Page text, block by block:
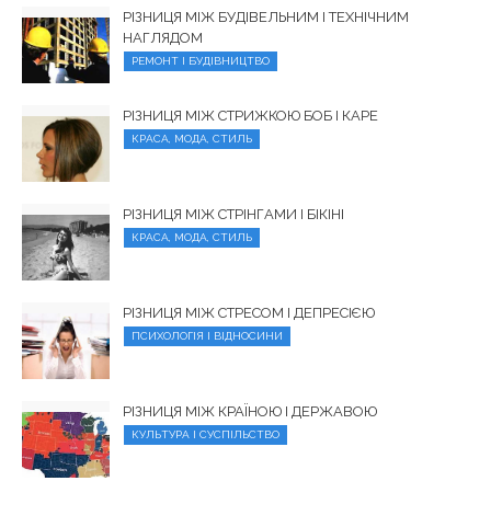
РІЗНИЦЯ МІЖ БУДІВЕЛЬНИМ І ТЕХНІЧНИМ
НАГЛЯДОМ
РЕМОНТ І БУДІВНИЦТВО
РІЗНИЦЯ МІЖ СТРИЖКОЮ БОБ І КАРЕ
КРАСА, МОДА, СТИЛЬ
РІЗНИЦЯ МІЖ СТРІНГАМИ І БІКІНІ
КРАСА, МОДА, СТИЛЬ
РІЗНИЦЯ МІЖ СТРЕСОМ І ДЕПРЕСІЄЮ
ПСИХОЛОГІЯ І ВІДНОСИНИ
РІЗНИЦЯ МІЖ КРАЇНОЮ І ДЕРЖАВОЮ
КУЛЬТУРА І СУСПІЛЬСТВО